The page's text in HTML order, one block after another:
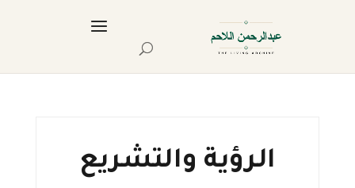
الرؤية والتشريع